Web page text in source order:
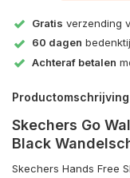
Gratis verzending
60 dagen
Achteraf betalen
Productomschrijving
Skechers Go
Black
Skechers Hands Free